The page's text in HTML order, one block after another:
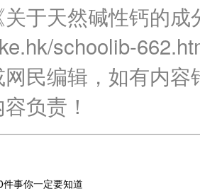
于天然碱性钙的
schoolib-
民编辑，如有内
负责！
事你一定要知道